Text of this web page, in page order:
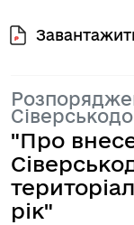
"Про
рік"